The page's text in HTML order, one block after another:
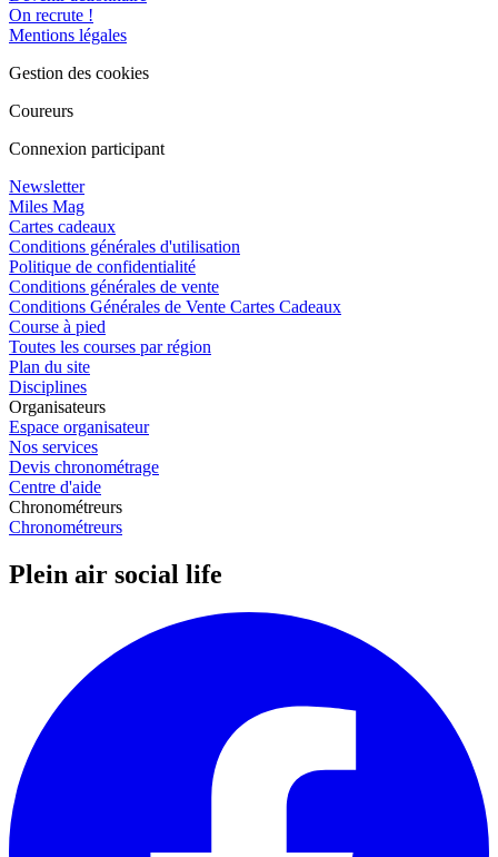
On recrute !
Mentions légales
Gestion des cookies
Coureurs
Connexion participant
Newsletter
Miles Mag
Cartes cadeaux
Conditions générales d'utilisation
Politique de confidentialité
Conditions générales de vente
Conditions Générales de Vente Cartes Cadeaux
Course à pied
Toutes les courses par région
Plan du site
Disciplines
Organisateurs
Espace organisateur
Nos services
Devis chronométrage
Centre d'aide
Chronométreurs
Chronométreurs
Plein air social life